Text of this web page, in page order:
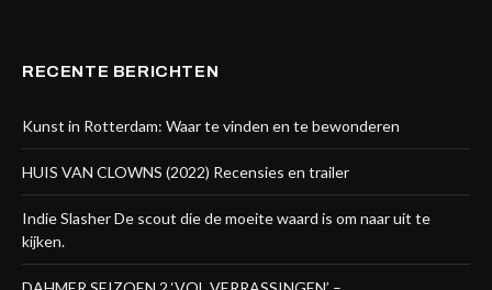
RECENTE BERICHTEN
Kunst in Rotterdam: Waar te vinden en te bewonderen
HUIS VAN CLOWNS (2022) Recensies en trailer
Indie Slasher De scout die de moeite waard is om naar uit te
kijken.